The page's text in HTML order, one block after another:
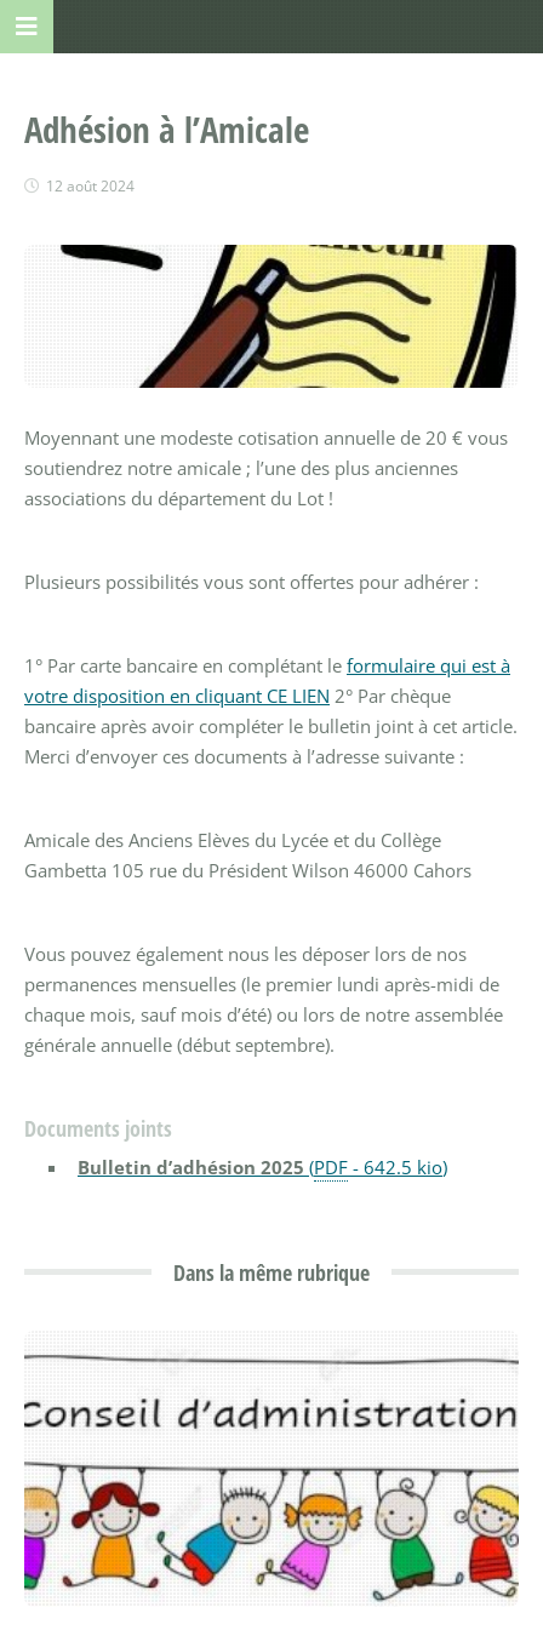
Adhésion à l’Amicale
12 août 2024
Moyennant une modeste cotisation annuelle de 20 € vous
soutiendrez notre amicale ; l’une des plus anciennes
associations du département du Lot !
Plusieurs possibilités vous sont offertes pour adhérer :
1° Par carte bancaire en complétant le formulaire qui est à
votre disposition en cliquant CE LIEN 2° Par chèque
bancaire après avoir compléter le bulletin joint à cet article.
Merci d’envoyer ces documents à l’adresse suivante :
Amicale des Anciens Elèves du Lycée et du Collège
Gambetta 105 rue du Président Wilson 46000 Cahors
Vous pouvez également nous les déposer lors de nos
permanences mensuelles (le premier lundi après-midi de
chaque mois, sauf mois d’été) ou lors de notre assemblée
générale annuelle (début septembre).
Documents joints
Bulletin d’adhésion 2025 (PDF- 642.5 kio)
Dans la même rubrique